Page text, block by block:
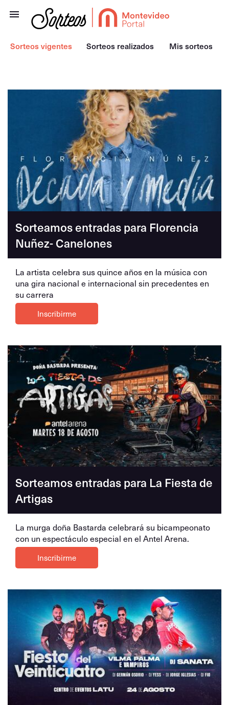
Sorteos vigentes Sorteos realizados Mis sorteos
Sorteamos entradas para Florencia
Nuñez- Canelones
La artista celebra sus quince años en la música con
una gira nacional e internacional sin precedentes en
su carrera
Inscribirme
Sorteamos entradas para La Fiesta de
Artigas
La murga doña Bastarda celebrará su bicampeonato
con un espectáculo especial en el Antel Arena.
Inscribirme